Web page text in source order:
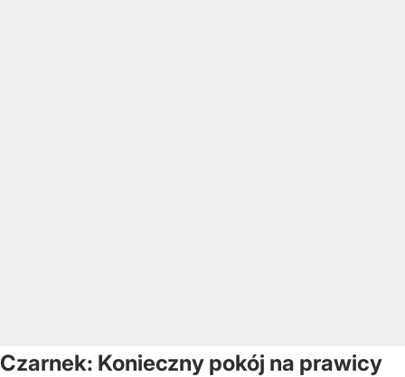
Czarnek: Konieczny pokój na prawicy